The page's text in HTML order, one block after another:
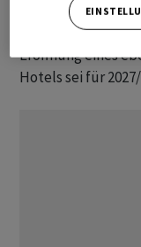
Andermatt",
Eröffnung eines
Hotels sei für